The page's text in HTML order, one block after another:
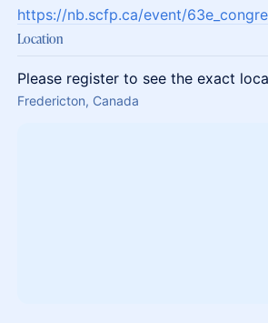
https://nb.scfp.ca/event/
Location
Please register to see the exact
Fredericton, Canada